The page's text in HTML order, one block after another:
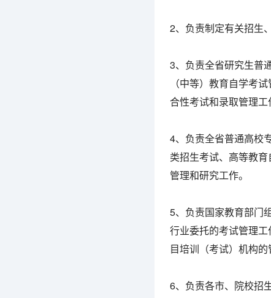
2、负责制定有关招生
3、负责全省研究生普
（中等）教育自学考
合性考试和录取管理工
4、负责全省普通高校
类招生考试、高等教
管理和研究工作。
5、负责国家教育部门
行业委托的考试管理
目培训（考试）机构的
6、负责各市、院校招